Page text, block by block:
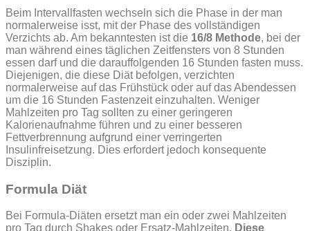
Beim Intervallfasten wechseln sich die Phase in der man
normalerweise isst, mit der Phase des vollständigen
Verzichts ab. Am bekanntesten ist die 16/8 Methode, bei der
man während eines täglichen Zeitfensters von 8 Stunden
essen darf und die darauffolgenden 16 Stunden fasten muss.
Diejenigen, die diese Diät befolgen, verzichten
normalerweise auf das Frühstück oder auf das Abendessen
um die 16 Stunden Fastenzeit einzuhalten. Weniger
Mahlzeiten pro Tag sollten zu einer geringeren
Kalorienaufnahme führen und zu einer besseren
Fettverbrennung aufgrund einer verringerten
Insulinfreisetzung. Dies erfordert jedoch konsequente
Disziplin.
Formula Diät
Bei Formula-Diäten ersetzt man ein oder zwei Mahlzeiten
pro Tag durch Shakes oder Ersatz-Mahlzeiten. Diese